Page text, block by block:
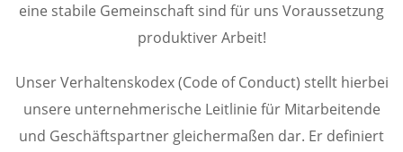
eine stabile Gemeinschaft sind für uns Voraussetzung
produktiver Arbeit!
Unser Verhaltenskodex (Code of Conduct) stellt hierbei
unsere unternehmerische Leitlinie für Mitarbeitende
und Geschäftspartner gleichermaßen dar. Er definiert